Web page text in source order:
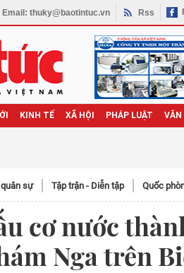
Email: thuky@baotintuc.vn Rss
KINH TẾ XÃ HỘI PHÁP LUẬT VĂN
sự Tập trận - Diễn tập Quốc
cơ nước
Nga trên